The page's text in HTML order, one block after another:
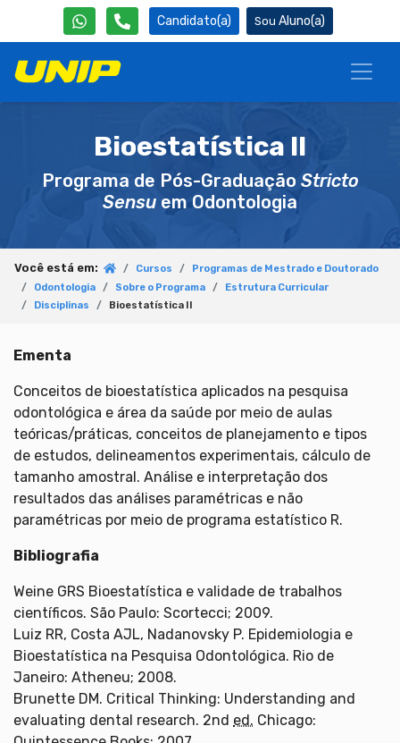
Candidato(a) Aluno(a)
Bioestatística II
Programa de Pós-Graduação Stricto
Sensu em Odontologia
Você está em: Cursos
Programas de Mestrado e Doutorado
Odontologia
Sobre o Programa
Estrutura Curricular
Disciplinas
Bioestatística II
Ementa
Conceitos de bioestatística aplicados na pesquisa
odontológica e área da saúde por meio de aulas
teóricas/práticas, conceitos de planejamento e tipos
de estudos, delineamentos experimentais, cálculo de
tamanho amostral. Análise e interpretação dos
resultados das análises paramétricas e não
paramétricas por meio de programa estatístico R.
Bibliografia
Weine GRS Bioestatística e validade de trabalhos
científicos. São Paulo: Scortecci; 2009.
Luiz RR, Costa AJL, Nadanovsky P. Epidemiologia e
Bioestatística na Pesquisa Odontológica. Rio de
Janeiro: Atheneu; 2008.
Brunette DM. Critical Thinking: Understanding and
evaluating dental research. 2nd ed. Chicago: